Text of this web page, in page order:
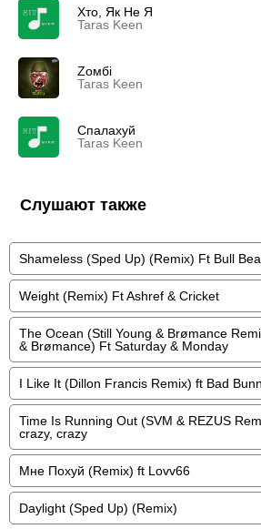
Хто, Як Не Я
Taras Keen
Zомбі
Taras Keen
Спалахуй
Taras Keen
Слушают также
Shameless (Sped Up) (Remix) Ft Bull
Weight (Remix) Ft Ashref & Cricket
The Ocean (Still Young & Brømance
& Brømance) Ft Saturday & Monday
I Like It (Dillon Francis Remix) ft Bad
Time Is Running Out (SVM & REZUS
crazy, crazy
Мне Похуй (Remix) ft Lovv66
Daylight (Sped Up) (Remix)